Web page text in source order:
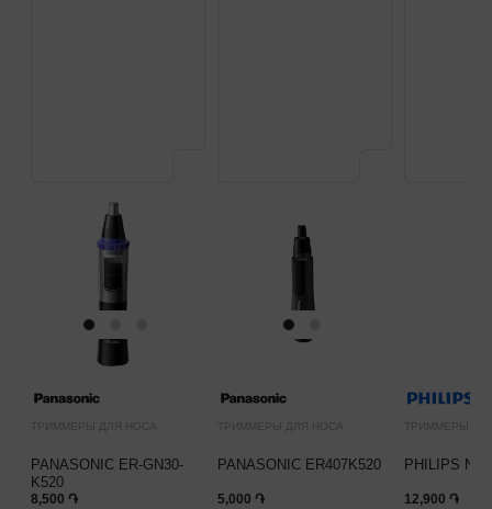
ТРИММЕРЫ ДЛЯ НОСА
PANASONIC ER-GN30-
K520
8,500 ֏
ТРИММЕРЫ ДЛЯ НОСА
PANASONIC ER407K520
5,000 ֏
ТРИММЕРЫ
PHILIPS
12,900 ֏